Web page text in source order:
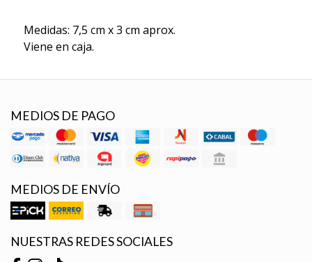
Medidas: 7,5 cm x 3 cm aprox.
Viene en caja.
MEDIOS DE PAGO
MEDIOS DE ENVÍO
NUESTRAS REDES SOCIALES